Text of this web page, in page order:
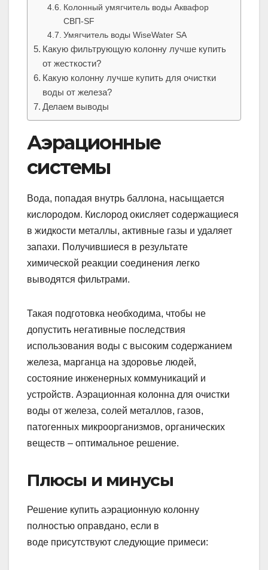
Колонный умягчитель воды Аквафор
СВП-SF
Умягчитель воды WiseWater SA
Какую фильтрующую колонну лучше купить
от жесткости?
Какую колонну лучше купить для очистки
воды от железа?
Делаем выводы
Аэрационные
системы
Вода, попадая внутрь баллона, насыщается
кислородом. Кислород окисляет содержащиеся
в жидкости металлы, активные газы и удаляет
запахи. Получившиеся в результате
химической реакции соединения легко
выводятся фильтрами.
Такая подготовка необходима, чтобы не
допустить негативные последствия
использования воды с высоким содержанием
железа, марганца на здоровье людей,
состояние инженерных коммуникаций и
устройств. Аэрационная колонна для очистки
воды от железа, солей металлов, газов,
патогенных микроорганизмов, органических
веществ – оптимальное решение.
Плюсы и минусы
Решение купить аэрационную колонну
полностью оправдано, если в
воде присутствуют следующие примеси: